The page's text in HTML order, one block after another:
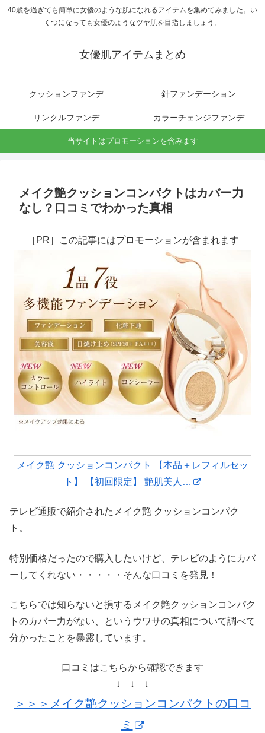
40歳を過ぎても簡単に女優のような肌になれるアイテムを集めてみました。い
くつになっても女優のようなツヤ肌を目指しましょう。
女優肌アイテムまとめ
クッションファンデ 針ファンデーション
リンクルファンデ カラーチェンジファンデ
当サイトはプロモーションを含みます
メイク艶クッションコンパクトはカバー力
なし？口コミでわかった真相
［PR］この記事にはプロモーションが含まれます
メイク艶 クッションコンパクト 【本品＋レフィルセッ
ト】 【初回限定】 艶肌美人…
テレビ通販で紹介されたメイク艶 クッションコンパク
ト。
特別価格だったので購入したいけど、テレビのようにカバ
ーしてくれない・・・・・そんな口コミを発見！
こちらでは知らないと損するメイク艶クッションコンパク
トのカバー力がない、というウワサの真相について調べて
分かったことを暴露しています。
口コミはこちらから確認できます
↓ ↓ ↓
＞＞＞メイク艶クッションコンパクトの口コ
ミ